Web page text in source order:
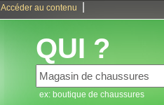
Accéder au contenu
QUI ?
ex: boutique de chaussures